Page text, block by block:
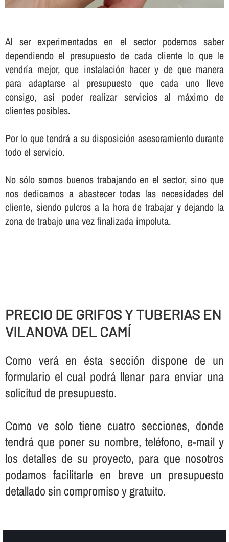
Al ser experimentados en el sector podemos saber
dependiendo el presupuesto de cada cliente lo que le
vendrí­a mejor, que instalación hacer y de que manera
para adaptarse al presupuesto que cada uno lleve
consigo, así­ poder realizar servicios al máximo de
clientes posibles.
Por lo que tendrá a su disposición asesoramiento durante
todo el servicio.
No sólo somos buenos trabajando en el sector, sino que
nos dedicamos a abastecer todas las necesidades del
cliente, siendo pulcros a la hora de trabajar y dejando la
zona de trabajo una vez finalizada impoluta.
PRECIO DE GRIFOS Y TUBERIAS EN
VILANOVA DEL CAMÍ
Como verá en ésta sección dispone de un
formulario el cual podrá llenar para enviar una
solicitud de presupuesto.
Como ve solo tiene cuatro secciones, donde
tendrá que poner su nombre, teléfono, e-mail y
los detalles de su proyecto, para que nosotros
podamos facilitarle en breve un presupuesto
detallado sin compromiso y gratuito.